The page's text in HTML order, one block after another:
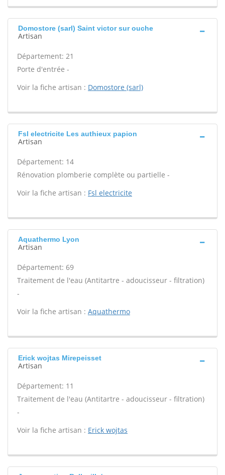
Domostore (sarl) Saint victor sur ouche
Artisan
Département: 21
Porte d'entrée -
Voir la fiche artisan : Domostore (sarl)
Fsl electricite Les authieux papion
Artisan
Département: 14
Rénovation plomberie complète ou partielle -
Voir la fiche artisan : Fsl electricite
Aquathermo Lyon
Artisan
Département: 69
Traitement de l'eau (Antitartre - adoucisseur - filtration)
-
Voir la fiche artisan : Aquathermo
Erick wojtas Mirepeisset
Artisan
Département: 11
Traitement de l'eau (Antitartre - adoucisseur - filtration)
-
Voir la fiche artisan : Erick wojtas